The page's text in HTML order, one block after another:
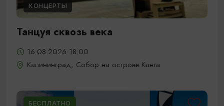
КОНЦЕРТЫ
Танцуя сквозь века
16.08.2026 18:00
Калининград, Собор на острове Канта
БЕСПЛАТНО